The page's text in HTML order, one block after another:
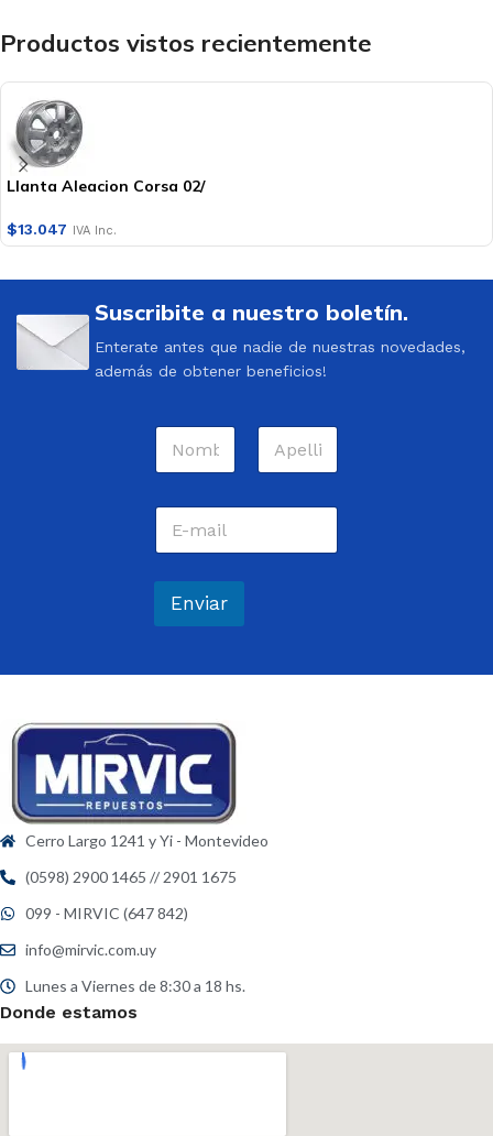
Productos vistos recientemente
Llanta Aleacion Corsa 02/
$13.047 IVA Inc.
Suscribite a nuestro boletín.
Enterate antes que nadie de nuestras novedades,
además de obtener beneficios!
N
m
*
C
r
r
o
t
r
ó
n
i
c
o
*
Enviar
Cerro Largo 1241 y Yi - Montevideo
(0598) 2900 1465 // 2901 1675
099 - MIRVIC (647 842)
info@mirvic.com.uy
Lunes a Viernes de 8:30 a 18 hs.
Donde estamos